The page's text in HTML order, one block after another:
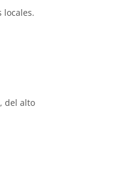
locales.
del alto